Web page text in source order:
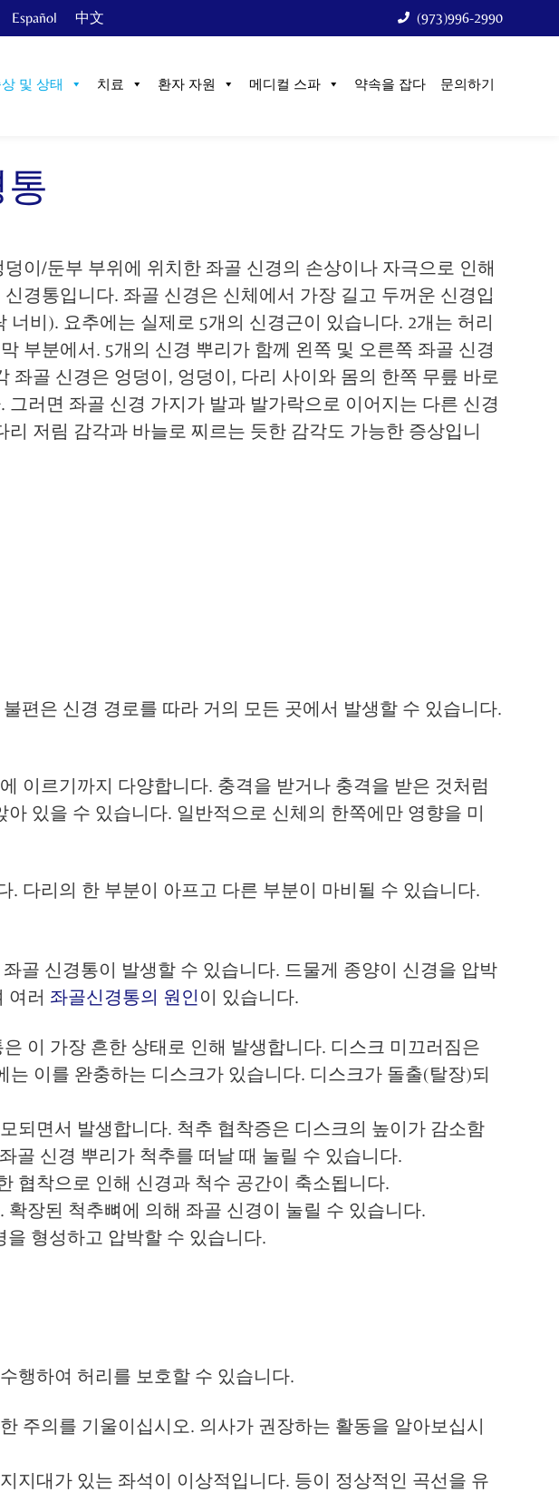
(973)996-2990
Español 中文
및 상태 치료 환자 자원 메디컬 스파 약속을 잡다 문의하기
이/둔부 부위에 위치한 좌골 신경의 손상이나 자극으로 인해
경통입니다. 좌골 신경은 신체에서 가장 길고 두꺼운 신경입
너비). 요추에는 실제로 5개의 신경근이 있습니다. 2개는 허리
부분에서. 5개의 신경 뿌리가 함께 왼쪽 및 오른쪽 좌골 신경
좌골 신경은 엉덩이, 엉덩이, 다리 사이와 몸의 한쪽 무릎 바로
그러면 좌골 신경 가지가 발과 발가락으로 이어지는 다른 신경
리 저림 감각과 바늘로 찌르는 듯한 감각도 가능한 증상입니
편은 신경 경로를 따라 거의 모든 곳에서 발생할 수 있습니다.
이르기까지 다양합니다. 충격을 받거나 충격을 받은 것처럼
있을 수 있습니다. 일반적으로 신체의 한쪽에만 영향을 미
다리의 한 부분이 아프고 다른 부분이 마비될 수 있습니다.
골 신경통이 발생할 수 있습니다. 드물게 종양이 신경을 압박
여러 좌골신경통의 원인 이 있습니다.
이 가장 흔한 상태로 인해 발생합니다. 디스크 미끄러짐은
이를 완충하는 디스크가 있습니다. 디스크가 돌출(탈장)되
되면서 발생합니다. 척추 협착증은 디스크의 높이가 감소함
골 신경 뿌리가 척추를 떠날 때 눌릴 수 있습니다.
협착으로 인해 신경과 척수 공간이 축소됩니다.
장된 척추뼈에 의해 좌골 신경이 눌릴 수 있습니다.
형성하고 압박할 수 있습니다.
행하여 허리를 보호할 수 있습니다.
주의를 기울이십시오. 의사가 권장하는 활동을 알아보십시
지대가 있는 좌석이 이상적입니다. 등이 정상적인 곡선을 유